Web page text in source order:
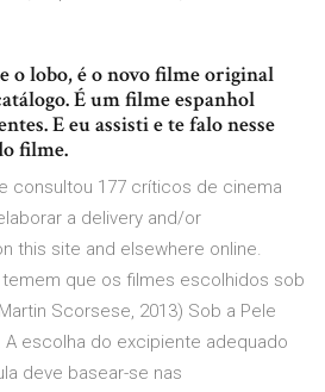
o lobo, é o novo filme original
É um filme espanhol
E eu assisti e te falo nesse
filme.
consultou 177 críticos de cinema
a delivery and/or
this site and elsewhere online.
que os filmes escolhidos sob
Scorsese, 2013) Sob a Pele
A escolha do excipiente adequado
deve basear-se nas